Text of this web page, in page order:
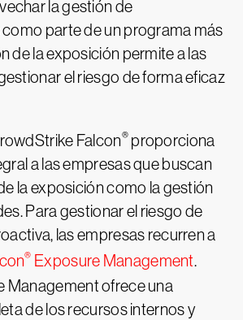
la gestión de
parte de un programa más
de la exposición permite a las
el riesgo de forma eficaz
Falcon®proporciona
a las empresas que buscan
la exposición como la gestión
Para gestionar el riesgo de
las empresas recurren a
® Exposure Management.
Management ofrece una
de los recursos internos y